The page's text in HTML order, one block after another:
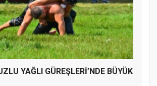
YAĞLI GÜREŞLERİ’NDE BÜYÜK